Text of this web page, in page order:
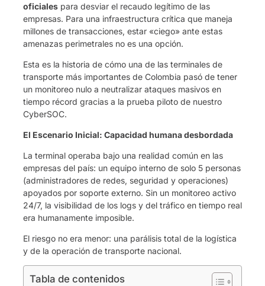
oficiales para desviar el recaudo legítimo de las
empresas. Para una infraestructura crítica que maneja
millones de transacciones, estar «ciego» ante estas
amenazas perimetrales no es una opción.
Esta es la historia de cómo una de las terminales de
transporte más importantes de Colombia pasó de tener
un monitoreo nulo a neutralizar ataques masivos en
tiempo récord gracias a la prueba piloto de nuestro
CyberSOC.
El Escenario Inicial: Capacidad humana desbordada
La terminal operaba bajo una realidad común en las
empresas del país: un equipo interno de solo 5 personas
(administradores de redes, seguridad y operaciones)
apoyados por soporte externo. Sin un monitoreo activo
24/7, la visibilidad de los logs y del tráfico en tiempo real
era humanamente imposible.
El riesgo no era menor: una parálisis total de la logística
y de la operación de transporte nacional.
Tabla de contenidos